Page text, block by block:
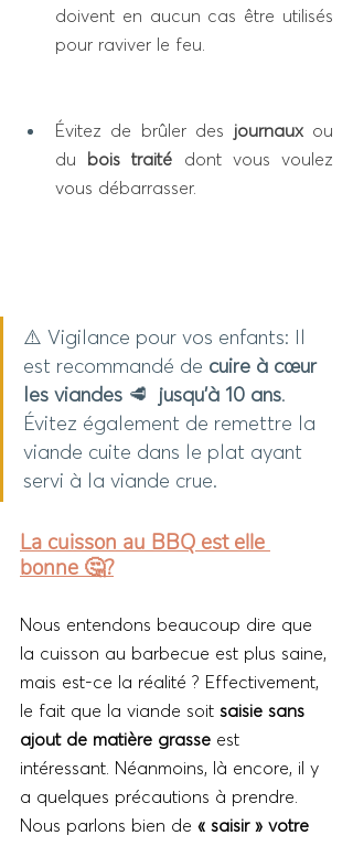
doivent en aucun cas être utilisés
pour raviver le feu.
Évitez de brûler des journaux ou
du bois traité dont vous voulez
vous débarrasser.
⚠️ Vigilance pour vos enfants: Il
est recommandé de cuire à cœur
les viandes 🥩 jusqu'à 10 ans.
Évitez également de remettre la
viande cuite dans le plat ayant
servi à la viande crue.
La cuisson au BBQ est elle
bonne 🤔?
Nous entendons beaucoup dire que
la cuisson au barbecue est plus saine,
mais est-ce la réalité ? Effectivement,
le fait que la viande soit saisie sans
ajout de matière grasse est
intéressant. Néanmoins, là encore, il y
a quelques précautions à prendre.
Nous parlons bien de « saisir » votre